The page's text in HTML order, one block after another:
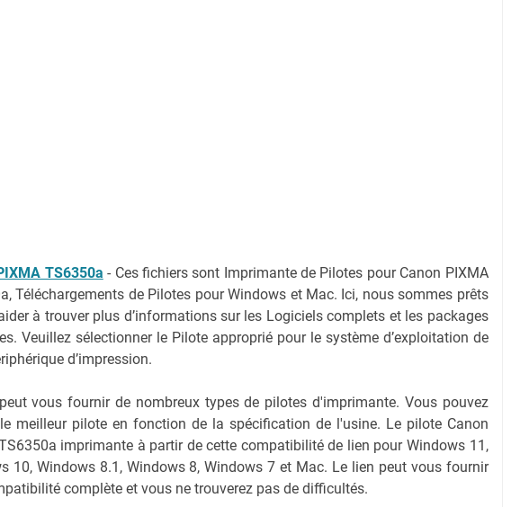
TS6350a - Ces fichiers sont Imprimante de Pilotes pour Canon PIXMA
Téléchargements de Pilotes pour Windows et Mac. Ici, nous sommes prêts
à trouver plus d’informations sur les Logiciels complets et les packages
Veuillez sélectionner le Pilote approprié pour le système d’exploitation de
d’impression.
vous fournir de nombreux types de pilotes d'imprimante. Vous pouvez
meilleur pilote en fonction de la spécification de l'usine. Le pilote Canon
imprimante à partir de cette compatibilité de lien pour Windows 11,
10, Windows 8.1, Windows 8, Windows 7 et Mac. Le lien peut vous fournir
complète et vous ne trouverez pas de difficultés.